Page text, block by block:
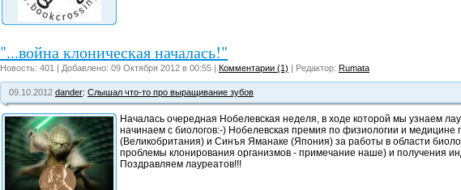
"...война клоническая началась!"
Новость: 401 | Добавлено: 09 Октября 2012 в 00:55 | Комментарии (1) | Редактор: Rumata
09.10.2012 dander: Слышал что-то про выращивание зубов
Началась очередная Нобелевская неделя, в ходе которой мы узнаем
начинаем с биологов:-) Нобелевская премия по физиологии и
(Великобритания) и Синъя Яманаке (Япония) за работы в области
проблемы клонирования организмов - примечание наше) и получения
Поздравляем лауреатов!!!